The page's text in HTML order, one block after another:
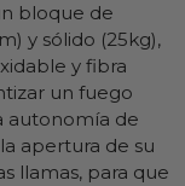
bloque de
y sólido (25kg),
y fibra
un fuego
autonomía de
apertura de su
llamas, para que